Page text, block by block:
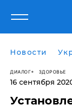
Новости
ДИАЛОГ ЗДОРОВЬЕ
16 сентября